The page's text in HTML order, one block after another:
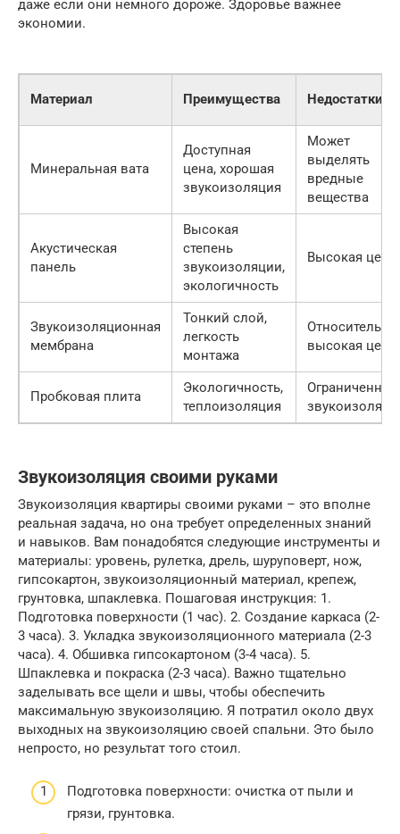
даже если они немного дороже. Здоровье важнее
экономии.
Материал Преимущества Недостатки
Минеральная вата
Доступная
цена, хорошая
звукоизоляция
Может
выделять
вредные
вещества
Акустическая
панель
Высокая
степень
звукоизоляции,
экологичность
Высокая цена
Звукоизоляционная
мембрана
Тонкий слой,
легкость
монтажа
Относительно
высокая цена
Пробковая плита
Экологичность,
теплоизоляция
Ограниченная
Звукоизоляция своими руками
Звукоизоляция квартиры своими руками – это вполне
реальная задача, но она требует определенных знаний
и навыков. Вам понадобятся следующие инструменты и
материалы: уровень, рулетка, дрель, шуруповерт, нож,
гипсокартон, звукоизоляционный материал, крепеж,
грунтовка, шпаклевка. Пошаговая инструкция: 1.
Подготовка поверхности (1 час). 2. Создание каркаса (2-
3 часа). 3. Укладка звукоизоляционного материала (2-3
часа). 4. Обшивка гипсокартоном (3-4 часа). 5.
Шпаклевка и покраска (2-3 часа). Важно тщательно
заделывать все щели и швы, чтобы обеспечить
максимальную звукоизоляцию. Я потратил около двух
выходных на звукоизоляцию своей спальни. Это было
непросто, но результат того стоил.
Подготовка поверхности: очистка от пыли и
грязи, грунтовка.